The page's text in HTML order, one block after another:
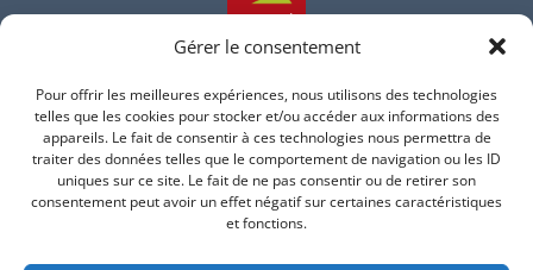
Gérer le consentement
Pour offrir les meilleures expériences, nous utilisons des technologies
telles que les cookies pour stocker et/ou accéder aux informations des
appareils. Le fait de consentir à ces technologies nous permettra de
traiter des données telles que le comportement de navigation ou les ID
uniques sur ce site. Le fait de ne pas consentir ou de retirer son
consentement peut avoir un effet négatif sur certaines caractéristiques
et fonctions.
L'intercommunalité
Intramuros